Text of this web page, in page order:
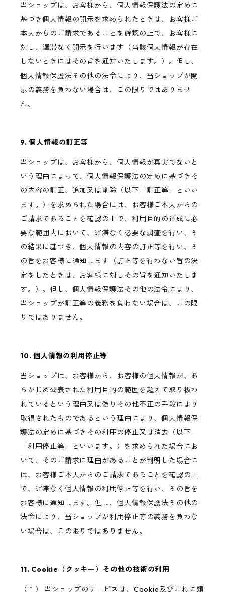
当ショップは、お客様から、個人情報保護法の定めに
基づき個人情報の開示を求められたときは、お客様ご
本人からのご請求であることを確認の上で、お客様に
対し、遅滞なく開示を行います（当該個人情報が存在
しないときにはその旨を通知いたします。）。但し、
個人情報保護法その他の法令により、当ショップが開
示の義務を負わない場合は、この限りではありませ
ん。
9. 個人情報の訂正等
当ショップは、お客様から、個人情報が真実でないと
いう理由によって、個人情報保護法の定めに基づきそ
の内容の訂正、追加又は削除（以下「訂正等」といい
ます。）を求められた場合には、お客様ご本人からの
ご請求であることを確認の上で、利用目的の達成に必
要な範囲内において、遅滞なく必要な調査を行い、そ
の結果に基づき、個人情報の内容の訂正等を行い、そ
の旨をお客様に通知します（訂正等を行わない旨の決
定をしたときは、お客様に対しその旨を通知いたしま
す。）。但し、個人情報保護法その他の法令により、
当ショップが訂正等の義務を負わない場合は、この限
りではありません。
10. 個人情報の利用停止等
当ショップは、お客様から、お客様の個人情報が、あ
らかじめ公表された利用目的の範囲を超えて取り扱わ
れているという理由又は偽りその他不正の手段により
取得されたものであるという理由により、個人情報保
護法の定めに基づきその利用の停止又は消去（以下
「利用停止等」といいます。）を求められた場合にお
いて、そのご請求に理由があることが判明した場合に
は、お客様ご本人からのご請求であることを確認の上
で、遅滞なく個人情報の利用停止等を行い、その旨を
お客様に通知します。但し、個人情報保護法その他の
法令により、当ショップが利用停止等の義務を負わな
い場合は、この限りではありません。
11. Cookie（クッキー）その他の技術の利用
（１） 当ショップのサービスは、Cookie及びこれに類